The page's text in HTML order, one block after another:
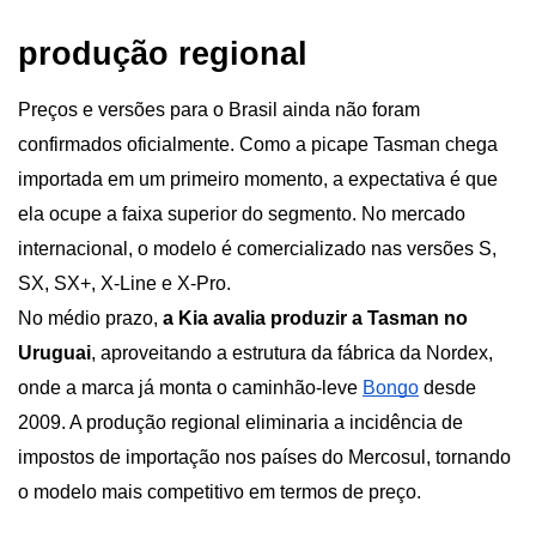
produção regional
Preços e versões para o Brasil ainda não foram
confirmados oficialmente. Como a picape Tasman chega
importada em um primeiro momento, a expectativa é que
ela ocupe a faixa superior do segmento. No mercado
internacional, o modelo é comercializado nas versões S,
SX, SX+, X-Line e X-Pro.
No médio prazo, a Kia avalia produzir a Tasman no
Uruguai, aproveitando a estrutura da fábrica da Nordex,
onde a marca já monta o caminhão-leve Bongo desde
2009. A produção regional eliminaria a incidência de
impostos de importação nos países do Mercosul, tornando
o modelo mais competitivo em termos de preço.